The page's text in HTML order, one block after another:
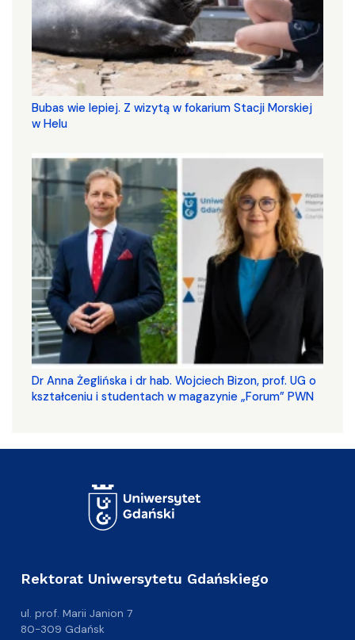
Bubas wie lepiej. Z wizytą w fokarium Stacji Morskiej
w Helu
​​​​​​​Dr Anna Żeglińska i dr hab. Wojciech Bizon, prof. UG o
kształceniu i studentach w magazynie „Forum” PWN
Rektorat Uniwersytetu Gdańskiego
ul. prof. Marii Janion 7
80-309 Gdańsk